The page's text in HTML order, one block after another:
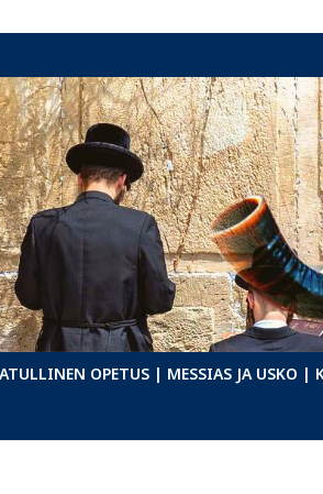
Hae:
OPETUS | MESSIAS JA USKO |